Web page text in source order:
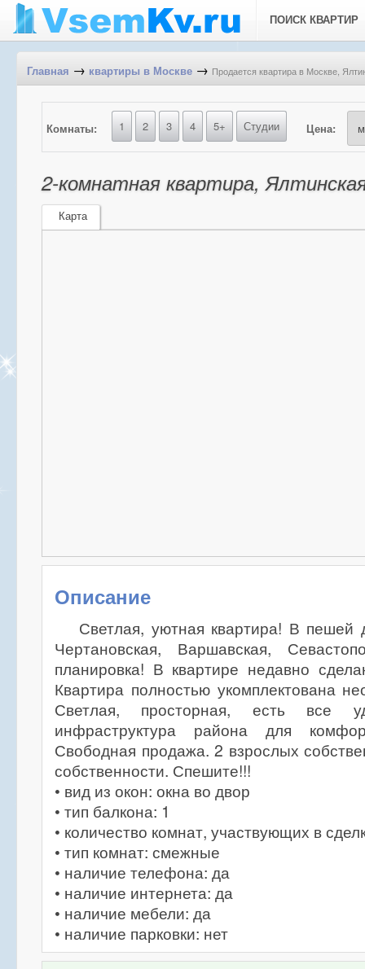
ПОИСК КВАРТИР
Главная → квартиры в Москве → Продается квартира в Москве,
Комнаты: 1 2 3 4 5+ Студии Цена:
2-комнатная квартира,
Карта
Описание
Светлая, уютная квартира! В пешей
Чертановская, Варшавская,
планировка! В квартире недавно
Квартира полностью укомплектована
Светлая, просторная, есть все
инфраструктура района для
Свободная продажа. 2 взрослых
собственности. Спешите!!!
• вид из окон: окна во двор
• тип балкона: 1
• количество комнат, участвующих в
• тип комнат: смежные
• наличие телефона: да
• наличие интернета: да
• наличие мебели: да
• наличие парковки: нет